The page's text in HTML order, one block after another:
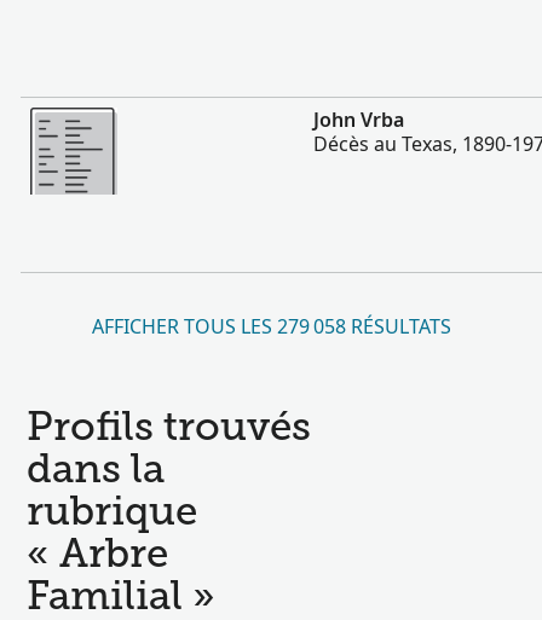
Plus
John Vrba
Décès au Texas, 1890-
AFFICHER TOUS LES 279 058 RÉSULTATS
Profils trouvés
dans la
rubrique
« Arbre
Familial »